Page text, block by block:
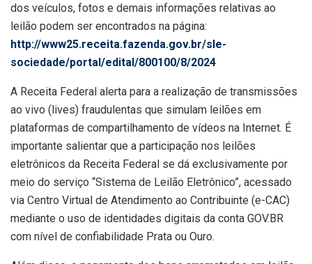
dos veículos, fotos e demais informações relativas ao
leilão podem ser encontrados na página:
http://www25.receita.fazenda.gov.br/sle-
sociedade/portal/edital/800100/8/2024
A Receita Federal alerta para a realização de transmissões
ao vivo (lives) fraudulentas que simulam leilões em
plataformas de compartilhamento de vídeos na Internet. É
importante salientar que a participação nos leilões
eletrônicos da Receita Federal se dá exclusivamente por
meio do serviço “Sistema de Leilão Eletrônico”, acessado
via Centro Virtual de Atendimento ao Contribuinte (e-CAC)
mediante o uso de identidades digitais da conta GOV.BR
com nível de confiabilidade Prata ou Ouro.